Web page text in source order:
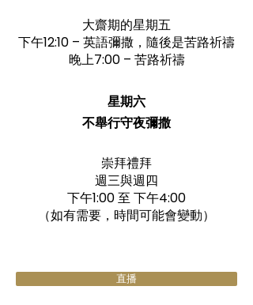
大齋期的星期五
下午12:10 – 英語彌撒，隨後是苦路祈禱
晚上7:00 – 苦路祈禱
星期六
不舉行守夜彌撒
崇拜禮拜
週三與週四
下午1:00 至 下午4:00
（如有需要，時間可能會變動）
直播